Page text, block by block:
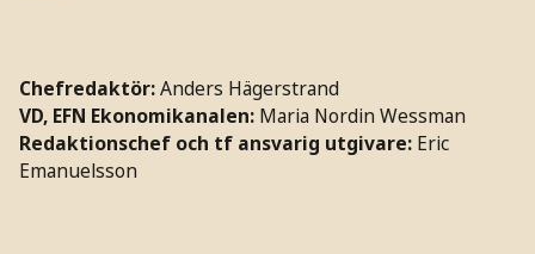
Chefredaktör:Anders Hägerstrand
VD, EFN Ekonomikanalen: Maria Nordin Wessman
Redaktionschef och tf ansvarig utgivare: Eric
Emanuelsson